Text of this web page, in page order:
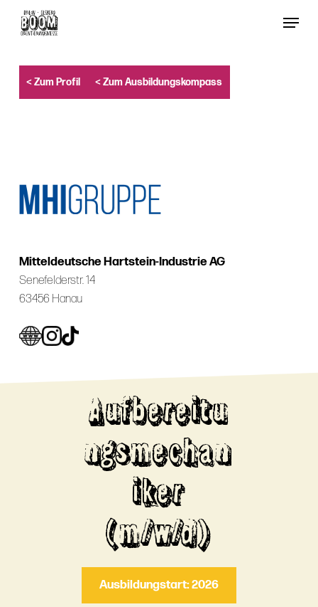
content
Menu
< Zum Profil < Zum Ausbildungskompass
Mitteldeutsche Hartstein-Industrie AG
Senefelderstr. 14
63456 Hanau
Aufbereitu
ngsmechan
iker
(m/w/d)
Ausbildungstart: 2026